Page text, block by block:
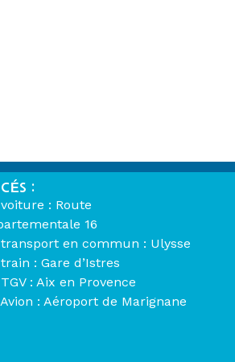
:
: Route
16
en commun : Ulysse
: Gare d’Istres
: Aix en Provence
: Aéroport de Marignane